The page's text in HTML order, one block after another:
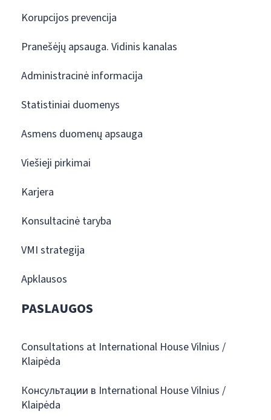
Korupcijos prevencija
Pranešėjų apsauga. Vidinis kanalas
Administracinė informacija
Statistiniai duomenys
Asmens duomenų apsauga
Viešieji pirkimai
Karjera
Konsultacinė taryba
VMI strategija
Apklausos
PASLAUGOS
Consultations at International House Vilnius /
Klaipėda
Консультации в International House Vilnius /
Klaipėda